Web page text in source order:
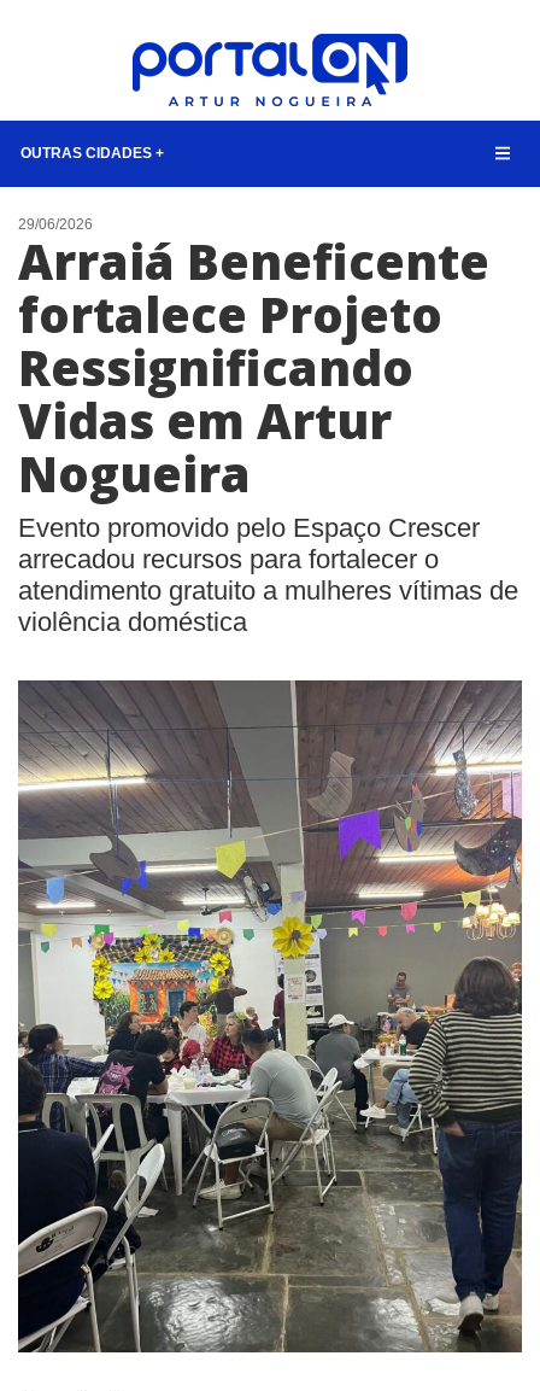
OUTRAS CIDADES +
NOTÍCIAS
LISTA DIGITAL
TELEFONES ÚTEIS
QUEM SOMOS
CONTATO
ANUNCIE
29/06/2026
Arraiá Beneficente
fortalece Projeto
Ressignificando
Vidas em Artur
Nogueira
Evento promovido pelo Espaço Crescer
arrecadou recursos para fortalecer o
atendimento gratuito a mulheres vítimas de
violência doméstica